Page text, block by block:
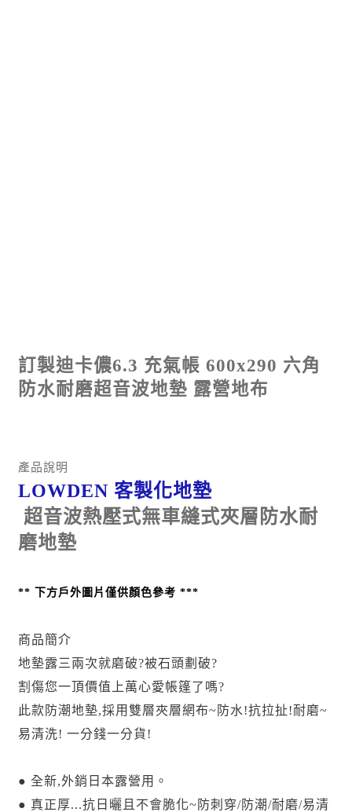
訂製迪卡儂6.3 充氣帳 600x290 六角
防水耐磨超音波地墊 露營地布
產品說明
LOWDEN 客製化地墊
超音波熱壓式無車縫式夾層防水耐
磨地墊
** 下方戶外圖片僅供顏色參考 ***
商品簡介
地墊露三兩次就磨破?被石頭劃破?
割傷您一頂價值上萬心愛帳篷了嗎?
此款防潮地墊,採用雙層夾層網布~防水!抗拉扯!耐磨~
易清洗! 一分錢一分貨!
● 全新,外銷日本露營用。
● 真正厚...抗日曬且不會脆化~防刺穿/防潮/耐磨/易清